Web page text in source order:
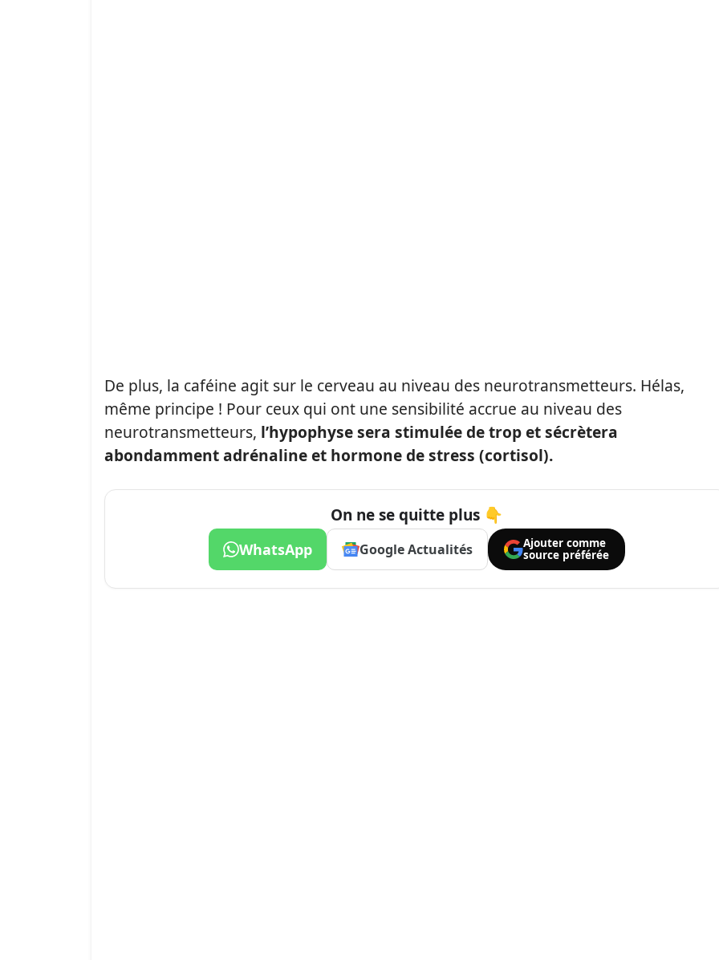
De plus, la caféine agit sur le cerveau au niveau des neurotransmetteurs. Hélas,
même principe ! Pour ceux qui ont une sensibilité accrue au niveau des
neurotransmetteurs, l’hypophyse sera stimulée de trop et sécrètera
abondamment adrénaline et hormone de stress (cortisol).
On ne se quitte plus 👇
WhatsApp Google Actualités
Ajouter comme
source préférée